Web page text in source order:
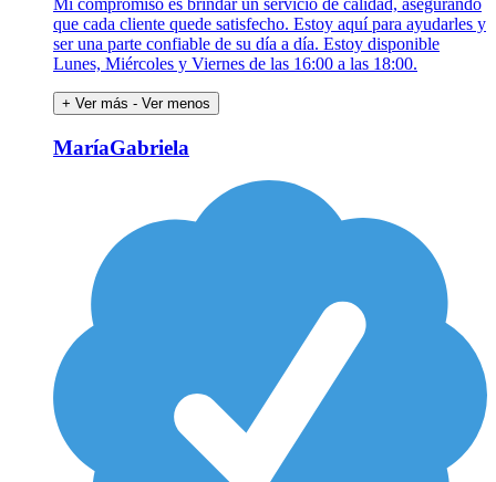
Mi compromiso es brindar un servicio de calidad, asegurando
que cada cliente quede satisfecho. Estoy aquí para ayudarles y
ser una parte confiable de su día a día. Estoy disponible
Lunes, Miércoles y Viernes de las 16:00 a las 18:00.
+ Ver más - Ver menos
MaríaGabriela